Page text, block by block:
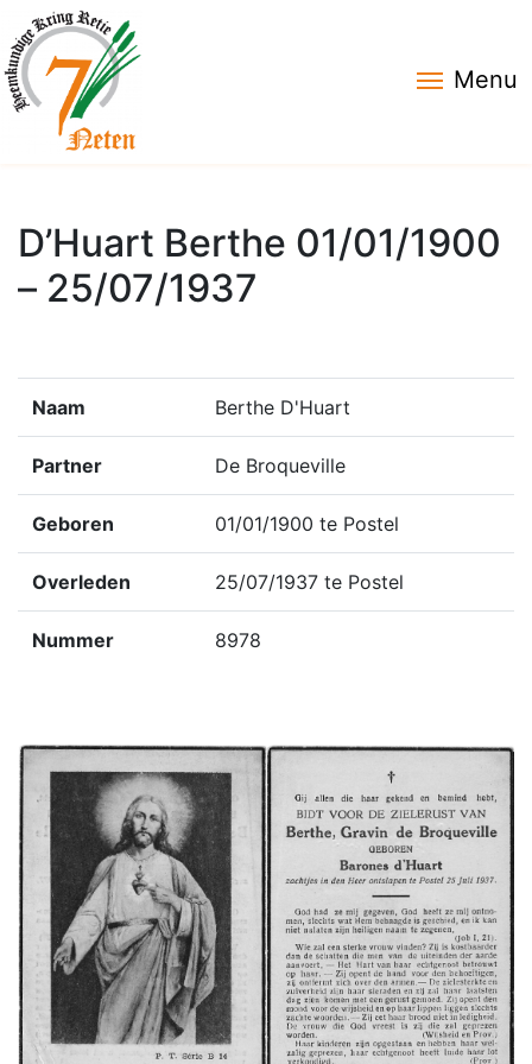
Menu
D’Huart Berthe 01/01/1900
– 25/07/1937
Naam Berthe D'Huart
Partner De Broqueville
Geboren 01/01/1900 te Postel
Overleden 25/07/1937 te Postel
Nummer 8978